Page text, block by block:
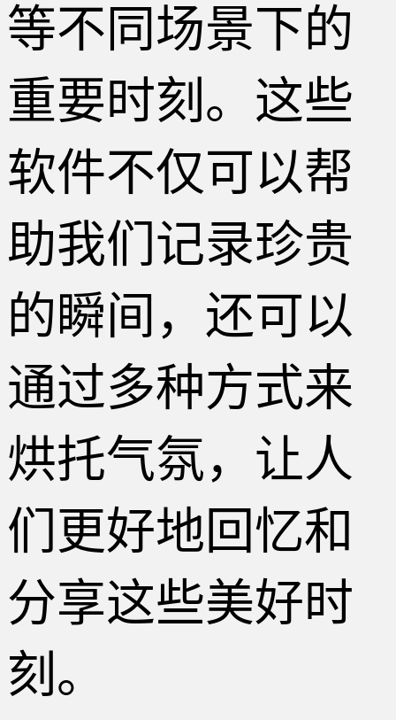
等不同场景下的
重要时刻。这些
软件不仅可以帮
助我们记录珍贵
的瞬间，还可以
通过多种方式来
烘托气氛，让人
们更好地回忆和
分享这些美好时
刻。